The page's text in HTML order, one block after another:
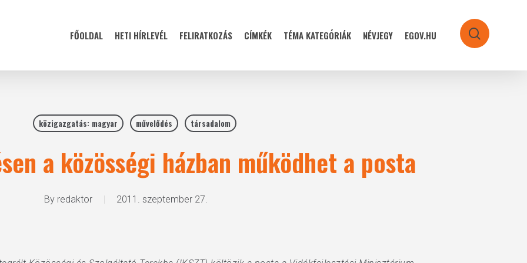
FŐOLDAL HETI HÍRLEVÉL FELIRATKOZÁS CÍMKÉK TÉMA KATEGÓRIÁK NÉVJEGY EGOV.HU search
közigazgatás: magyar művelődés társadalom
a közösségi házban működhet a posta
By redaktor 2011. szeptember 27.